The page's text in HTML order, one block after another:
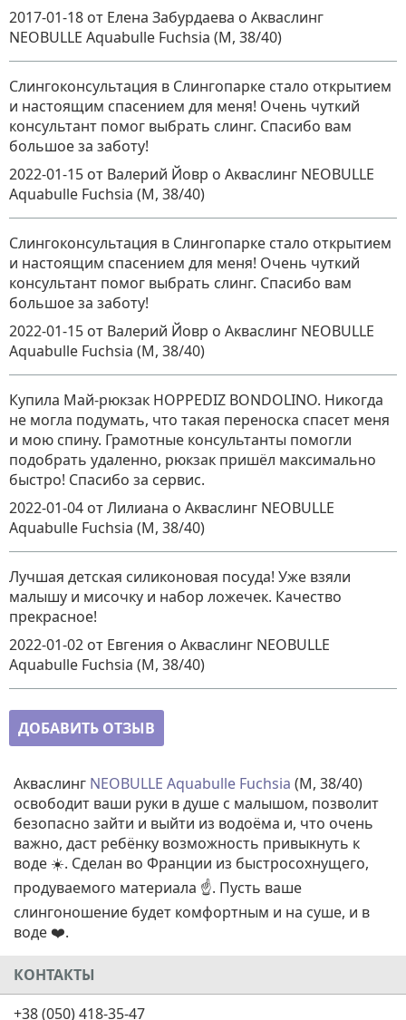
2017-01-18 от Елена Забурдаева о Акваслинг
NEOBULLE Aquabulle Fuchsia (M, 38/40)
Слингоконсультация в Слингопарке стало открытием
и настоящим спасением для меня! Очень чуткий
консультант помог выбрать слинг. Спасибо вам
большое за заботу!
2022-01-15 от Валерий Йовр о Акваслинг NEOBULLE
Aquabulle Fuchsia (M, 38/40)
Слингоконсультация в Слингопарке стало открытием
и настоящим спасением для меня! Очень чуткий
консультант помог выбрать слинг. Спасибо вам
большое за заботу!
2022-01-15 от Валерий Йовр о Акваслинг NEOBULLE
Aquabulle Fuchsia (M, 38/40)
Купила Май-рюкзак HOPPEDIZ BONDOLINO. Никогда
не могла подумать, что такая переноска спасет меня
и мою спину. Грамотные консультанты помогли
подобрать удаленно, рюкзак пришёл максимально
быстро! Спасибо за сервис.
2022-01-04 от Лилиана о Акваслинг NEOBULLE
Aquabulle Fuchsia (M, 38/40)
Лучшая детская силиконовая посуда! Уже взяли
малышу и мисочку и набор ложечек. Качество
прекрасное!
2022-01-02 от Евгения о Акваслинг NEOBULLE
Aquabulle Fuchsia (M, 38/40)
ДОБАВИТЬ ОТЗЫВ
Акваслинг NEOBULLE Aquabulle Fuchsia (M, 38/40)
освободит ваши руки в душе с малышом, позволит
безопасно зайти и выйти из водоёма и, что очень
важно, даст ребёнку возможность привыкнуть к
воде ☀️. Сделан во Франции из быстросохнущего,
продуваемого материала ☝️. Пусть ваше
слингоношение будет комфортным и на суше, и в
воде ❤️.
КОНТАКТЫ
+38 (050) 418-35-47